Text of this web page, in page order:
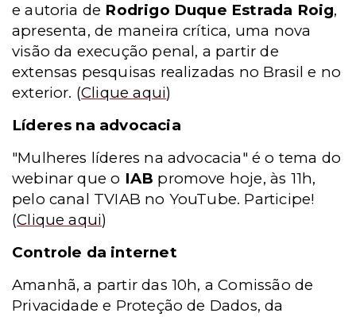
e autoria de Rodrigo Duque Estrada Roig,
apresenta, de maneira crítica, uma nova
visão da execução penal, a partir de
extensas pesquisas realizadas no Brasil e no
exterior. (Clique aqui)
Líderes na advocacia
"Mulheres líderes na advocacia" é o tema do
webinar que o IAB promove hoje, às 11h,
pelo canal TVIAB no YouTube. Participe!
(Clique aqui)
Controle da internet
Amanhã, a partir das 10h, a Comissão de
Privacidade e Proteção de Dados, da